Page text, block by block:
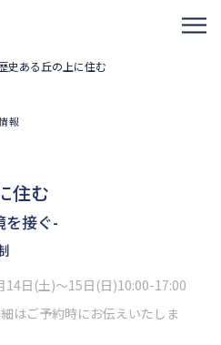
史ある丘の上に住む
報
住む
を接ぐ-
14日(土)～15日(日)10:00-17:00
はご予約時にお伝えいたしま